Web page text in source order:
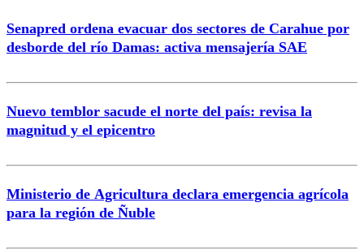
Correo
Senapred ordena evacuar dos sectores de Carahue por
desborde del río Damas: activa mensajería SAE
Nuevo temblor sacude el norte del país: revisa la
magnitud y el epicentro
Ministerio de Agricultura declara emergencia agrícola
para la región de Ñuble